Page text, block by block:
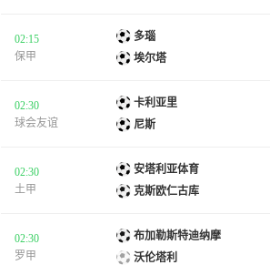
02:15
保甲
多瑙
埃尔塔
02:30
球会友谊
卡利亚里
尼斯
02:30
土甲
安塔利亚体育
克斯欧仁古库
02:30
罗甲
布加勒斯特迪纳摩
沃伦塔利